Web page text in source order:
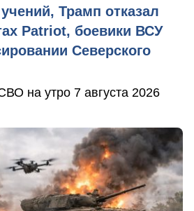
Трамп отказал
Patriot, боевики ВСУ
Северского
на утро 7 августа 2026